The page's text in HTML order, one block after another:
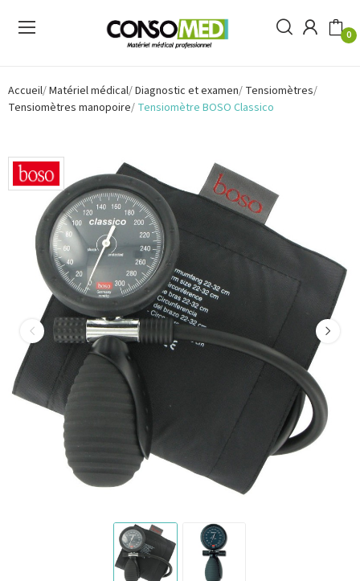
0
Accueil Matériel médical Diagnostic et examen Tensiomètres
Tensiomètres manopoire Tensiomètre BOSO Classico